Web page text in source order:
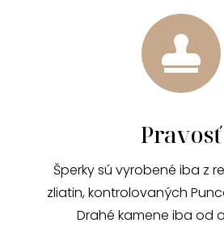

Pravosť
Šperky sú vyrobené iba z
zliatin, kontrolovaných
Drahé kamene iba od